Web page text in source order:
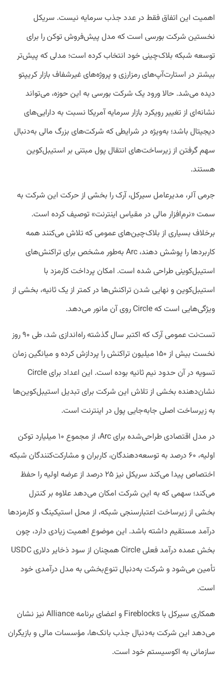
اهمیت این اتفاق فقط در عدد جذب سرمایه نیست. سریکل
نخستین شرکت بورسی است که مدل پیش‌فروش توکن را برای
توسعه شبکه بلاک‌چینی خود انتخاب کرده است؛ مدلی که پیش‌تر
بیشتر در استارت‌آپ‌های رمزارزی و پروژه‌های غیرشفاف بازار کریپتو
دیده می‌شد. حالا ورود یک شرکت بورسی به این حوزه، می‌تواند
نشانه‌ای از تغییر رویکرد بازار سرمایه آمریکا نسبت به دارایی‌های
دیجیتال باشد؛ به‌ویژه در شرایطی که شرکت‌های بزرگ مالی به‌دنبال
سهم گرفتن از زیرساخت‌های انتقال پول مبتنی بر استیبل‌کوین
هستند.
جرمی آلر، مدیرعامل سیرکل، آرک را بخشی از حرکت این شرکت به
سمت «نرم‌افزار مالی در مقیاس اینترنت» توصیف کرده است.
برخلاف بسیاری از بلاک‌چین‌های عمومی که تلاش می‌کنند همه
کاربردها را پوشش دهند، Arc به‌طور مشخص برای تراکنش‌های
استیبل‌کوینی طراحی شده است. امکان پرداخت کارمزد با
استیبل‌کوین و نهایی شدن تراکنش‌ها در کمتر از یک ثانیه، بخشی از
ویژگی‌هایی است که Circle روی آن مانور می‌دهد.
تست‌نت عمومی آرک که اکتبر سال گذشته راه‌اندازی شد، طی ۹۰ روز
نخست بیش از ۱۵۰ میلیون تراکنش را پردازش کرده و میانگین زمان
تسویه در آن حدود نیم ثانیه بوده است. این اعداد برای Circle
نشان‌دهنده بخشی از تلاش این شرکت برای تبدیل استیبل‌کوین‌ها
به زیرساخت اصلی جابه‌جایی پول در اینترنت است.
در مدل اقتصادی طراحی‌شده برای Arc، از مجموع ۱۰ میلیارد توکن
اولیه، ۶۰ درصد به توسعه‌دهندگان، کاربران و مشارکت‌کنندگان شبکه
اختصاص پیدا می‌کند سریکل نیز ۲۵ درصد از عرضه اولیه را حفظ
می‌کند؛ سهمی که به این شرکت امکان می‌دهد علاوه بر کنترل
بخشی از زیرساخت اعتبارسنجی شبکه، از محل استیکینگ و کارمزدها
درآمد مستقیم داشته باشد. این موضوع اهمیت زیادی دارد، چون
بخش عمده درآمد فعلی Circle همچنان از سود ذخایر دلاری USDC
تأمین می‌شود و شرکت به‌دنبال تنوع‌بخشی به مدل درآمدی خود
است.
همکاری سیرکل با Fireblocks و اعضای برنامه Alliance نیز نشان
می‌دهد این شرکت به‌دنبال جذب بانک‌ها، مؤسسات مالی و بازیگران
سازمانی به اکوسیستم خود است.